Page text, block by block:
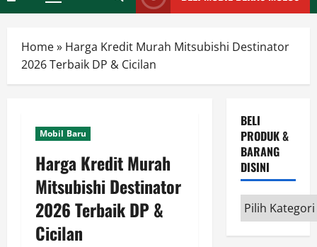
Primary
Home» Harga Kredit Murah Mitsubishi Destinator
2026 Terbaik DP & Cicilan
Mobil Baru
Harga Kredit Murah
Mitsubishi Destinator
2026 Terbaik DP &
Cicilan
BELI
PRODUK &
BARANG
DISINI
Beli
Produk
&